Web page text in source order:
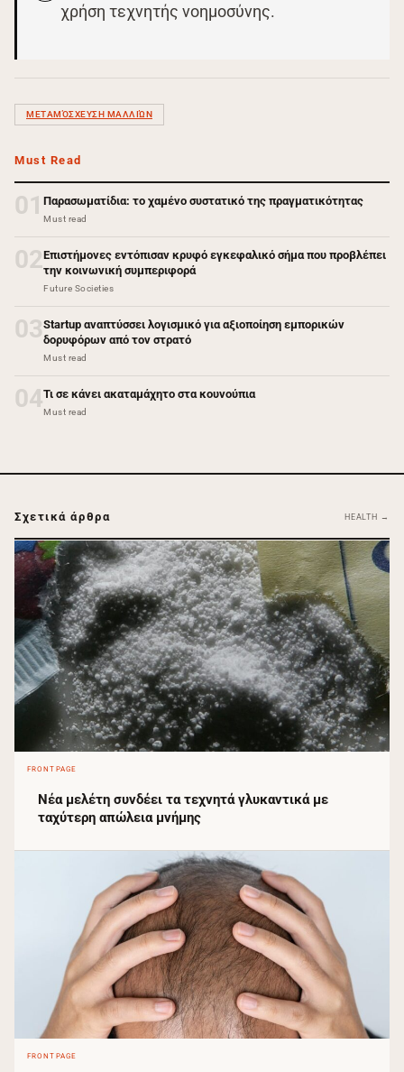
χρήση τεχνητής νοημοσύνης.
ΜΕΤΑΜΌΣΧΕΥΣΗ ΜΑΛΛΙΏΝ
Must Read
01 Παρασωματίδια: το χαμένο συστατικό της πραγματικότητας
Must read
02Επιστήμονες εντόπισαν κρυφό εγκεφαλικό σήμα που προβλέπει
την κοινωνική συμπεριφορά
Future Societies
03Startup αναπτύσσει λογισμικό για αξιοποίηση εμπορικών
δορυφόρων από τον στρατό
Must read
04Τι σε κάνει ακαταμάχητο στα κουνούπια
Must read
Σχετικά άρθρα HEALTH →
FRONTPAGE
Νέα μελέτη συνδέει τα τεχνητά γλυκαντικά με
ταχύτερη απώλεια μνήμης
FRONTPAGE